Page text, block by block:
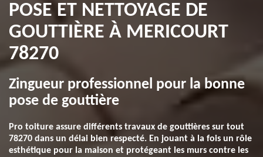
POSE ET NETTOYAGE DE
GOUTTIÈRE À MERICOURT
78270
Zingueur professionnel pour la bonne
pose de gouttière
Pro toiture assure différents travaux de gouttières sur tout
78270 dans un délai bien respecté. En jouant à la fois un rôle
esthétique pour la maison et protégeant les murs contre les